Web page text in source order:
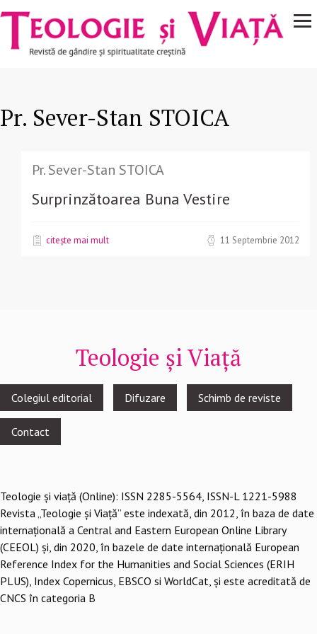
Mergi la conţinutul principal
Navigare
principală
Pr. Sever-Stan STOICA
Pr. Sever-Stan STOICA
Surprinzătoarea Buna Vestire
citește mai mult 11 Septembrie 2012
Teologie și Viață
Footer
menu
Colegiul editorial Difuzare Schimb de reviste
Contact
Teologie şi viaţă (Online): ISSN 2285-5564, ISSN-L 1221-5988
Revista „Teologie și Viață” este indexată, din 2012, în baza de date
internațională a Central and Eastern European Online Library
(CEEOL) și, din 2020, în bazele de date internațională European
Reference Index for the Humanities and Social Sciences (ERIH
PLUS), Index Copernicus, EBSCO si WorldCat, și este acreditată de
CNCS în categoria B